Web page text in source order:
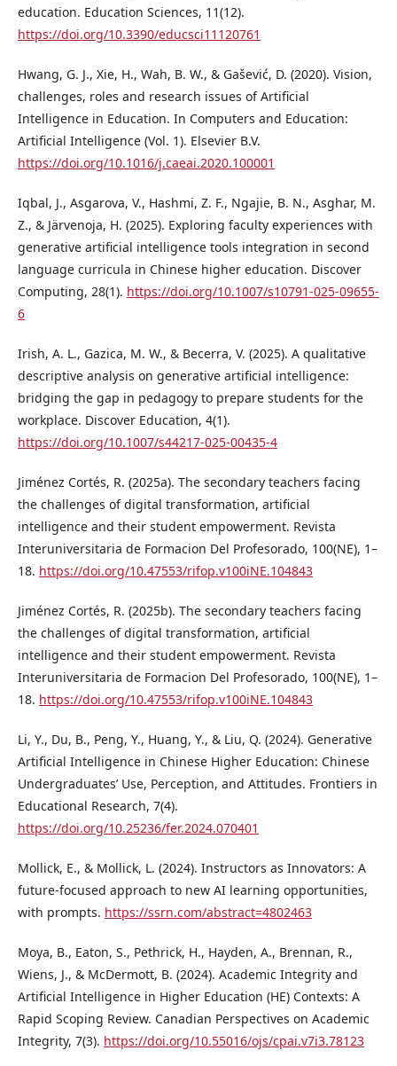
education. Education Sciences, 11(12).
https://doi.org/10.3390/educsci11120761
Hwang, G. J., Xie, H., Wah, B. W., & Gašević, D. (2020). Vision,
challenges, roles and research issues of Artificial
Intelligence in Education. In Computers and Education:
Artificial Intelligence (Vol. 1). Elsevier B.V.
https://doi.org/10.1016/j.caeai.2020.100001
Iqbal, J., Asgarova, V., Hashmi, Z. F., Ngajie, B. N., Asghar, M.
Z., & Järvenoja, H. (2025). Exploring faculty experiences with
generative artificial intelligence tools integration in second
language curricula in Chinese higher education. Discover
Computing, 28(1). https://doi.org/10.1007/s10791-025-09655-
6
Irish, A. L., Gazica, M. W., & Becerra, V. (2025). A qualitative
descriptive analysis on generative artificial intelligence:
bridging the gap in pedagogy to prepare students for the
workplace. Discover Education, 4(1).
https://doi.org/10.1007/s44217-025-00435-4
Jiménez Cortés, R. (2025a). The secondary teachers facing
the challenges of digital transformation, artificial
intelligence and their student empowerment. Revista
Interuniversitaria de Formacion Del Profesorado, 100(NE), 1–
18. https://doi.org/10.47553/rifop.v100iNE.104843
Jiménez Cortés, R. (2025b). The secondary teachers facing
the challenges of digital transformation, artificial
intelligence and their student empowerment. Revista
Interuniversitaria de Formacion Del Profesorado, 100(NE), 1–
18. https://doi.org/10.47553/rifop.v100iNE.104843
Li, Y., Du, B., Peng, Y., Huang, Y., & Liu, Q. (2024). Generative
Artificial Intelligence in Chinese Higher Education: Chinese
Undergraduates’ Use, Perception, and Attitudes. Frontiers in
Educational Research, 7(4).
https://doi.org/10.25236/fer.2024.070401
Mollick, E., & Mollick, L. (2024). Instructors as Innovators: A
future-focused approach to new AI learning opportunities,
with prompts. https://ssrn.com/abstract=4802463
Moya, B., Eaton, S., Pethrick, H., Hayden, A., Brennan, R.,
Wiens, J., & McDermott, B. (2024). Academic Integrity and
Artificial Intelligence in Higher Education (HE) Contexts: A
Rapid Scoping Review. Canadian Perspectives on Academic
Integrity, 7(3). https://doi.org/10.55016/ojs/cpai.v7i3.78123